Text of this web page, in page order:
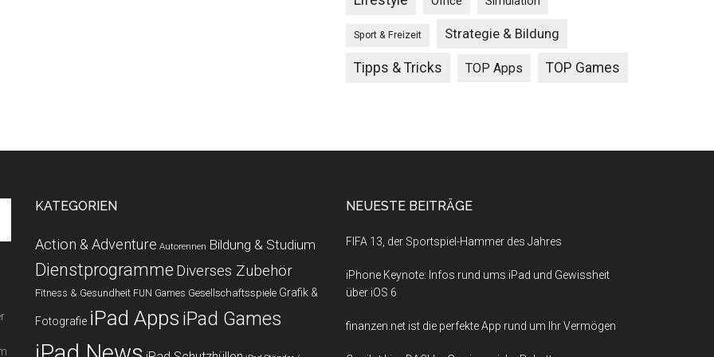
Sport & Freizeit Strategie & Bildung
Tipps & Tricks TOP Apps TOP Games
KATEGORIEN
Action & Adventure Autorennen Bildung & Studium
Dienstprogramme Diverses Zubehör
Fitness & Gesundheit FUN Games Gesellschaftsspiele Grafik &
Fotografie iPad Apps iPad Games
NEUESTE BEITRÄGE
FIFA 13, der Sportspiel-Hammer des Jahres
iPhone Keynote: Infos rund ums iPad und Gewissheit
über iOS 6
finanzen.net ist die perfekte App rund um Ihr Vermögen